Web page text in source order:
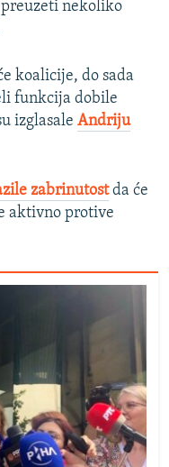
nekoliko
koalicije, do sada
funkcija dobile
izglasale Andriju
zabrinutostda će
aktivno protive